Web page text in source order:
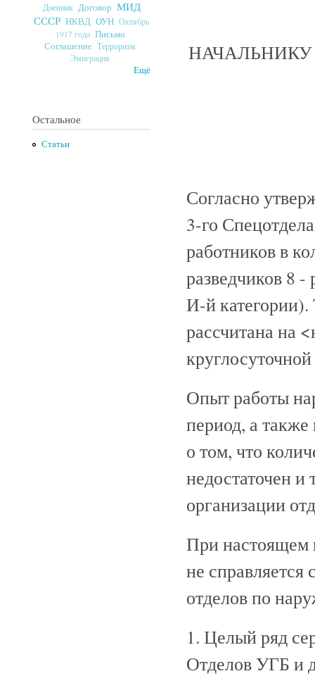
Дневник Договор МИД
СССР НКВД ОУН Октябрь
1917 года Письмо
Соглашение Терроризм
Эмиграция
Ещё
Остальное
Статьи
НАЧАЛЬНИКУ
Согласно
3-го
работников в
разведчиков 8 -
И-й категории).
рассчитана на
Опыт работы
период, а
о том, что
недостаточен и
организации
При настоящем
не
отделов по
1. Целый ряд
Отделов УГБ и